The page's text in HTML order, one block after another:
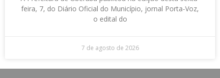
feira, 7, do Diário Oficial do Município, jornal Porta-Voz,
o edital do
7 de agosto de 2026